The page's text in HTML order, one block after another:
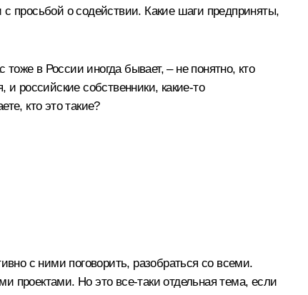
просьбой о содействии. Какие шаги предприняты,
в России иногда бывает, – не понятно, кто
и российские собственники, какие‑то
кто это такие?
с ними поговорить, разобраться со всеми.
проектами. Но это все‑таки отдельная тема, если